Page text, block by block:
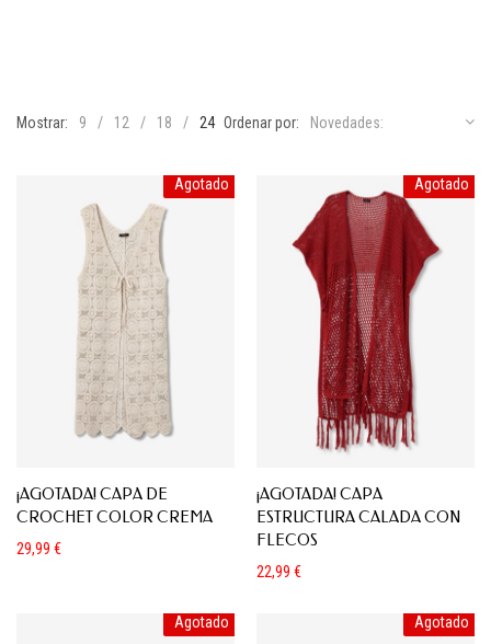
Mostrar: 9 12 18 24 Ordenar por: Novedades:
Agotado
¡AGOTADA! CAPA DE
CROCHET COLOR CREMA
29,99 €
Agotado
¡AGOTADA! CAPA
ESTRUCTURA CALADA CON
FLECOS
22,99 €
Agotado Agotado